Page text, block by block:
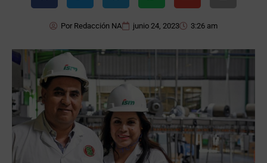
Por Redacción NA junio 24, 2023 3:26 am